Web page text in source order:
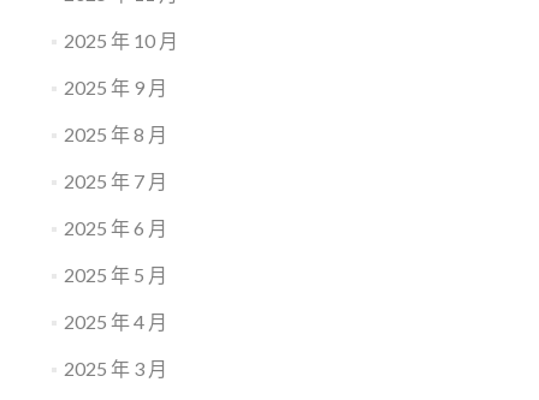
2025 年 10 月
2025 年 9 月
2025 年 8 月
2025 年 7 月
2025 年 6 月
2025 年 5 月
2025 年 4 月
2025 年 3 月